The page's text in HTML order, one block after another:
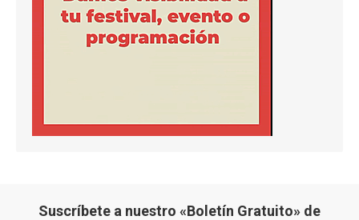
Suscríbete a nuestro «Boletín Gratuito» de